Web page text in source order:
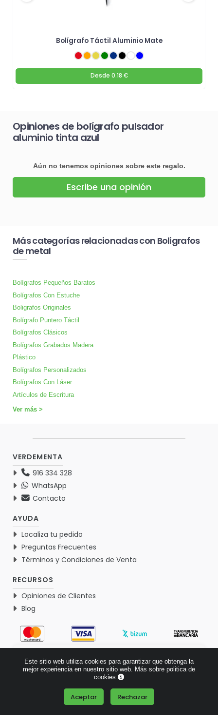
Bolígrafo Táctil Aluminio Mate
Desde 0.18 €
Opiniones de bolígrafo pulsador
aluminio tinta azul
Aún no tenemos opiniones sobre este regalo.
Escribe una opinión
Más categorías relacionadas con Boligrafos
de metal
Bolígrafos Pequeños Baratos
Bolígrafos Con Estuche
Boligrafos Originales
Bolígrafo Puntero Táctil
Bolígrafos Clásicos
Bolígrafos Grabados Madera
Plástico
Bolígrafos Personalizados
Bolígrafos Con Láser
Artículos de Escritura
Ver más >
VERDEMENTA
916 334 328
WhatsApp
Contacto
AYUDA
Localiza tu pedido
Preguntas Frecuentes
Términos y Condiciones de Venta
RECURSOS
Opiniones de Clientes
Blog
Basado en 1771 opiniones >
Este sitio web utiliza cookies para garantizar que obtenga la
mejor experiencia en nuestro sitio web. Más sobre politica de
cookies
Aceptar Rechazar